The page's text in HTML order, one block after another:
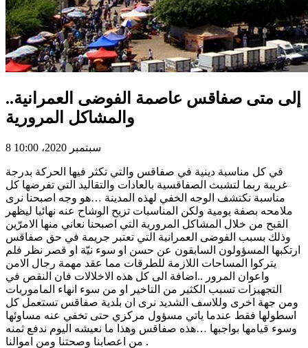
إلى متى صفاقس عاصمة الفوضى العمرانية..
والمشاكل المرورية
8 سبتمبر 2020، 10:00
في كل مناسبة دينية في صفاقس والتي تكثر فيها الحركة بدرجة
غريبة ربما لتشبث الصفاقسية بالعادات والتقاليد التي تفرضها كل
مناسبة نكتشف الوجه الخفي لهذه المدينة …هو وجه اصبحنا نرى
ملامحه بصفة يومية ولكن المناسبات تزيح الوشاح عنه نهائيا ليظهر
القبح من خلال المشاكل المرورية التي اصبحنا نعاني منها الامرّين
وذلك بسبب الفوضى العمرانية التي تعتبر جريمة في حق صفاقس
ارتكبها المسؤولون السابقون عن حسن او سوء نيّة او قصر نظر فلم
يتركوا المساحات اللازمة للطرقات مما عقد مهمة رجال الامن
واعوان المرور ..اضافة الى كل هذه الاخلالات فان النقص في
التجهيزات تسبب الكثير من التاخير او من سوء انهاء الماموريات
ومن جهة اخرى وللاسف الشديد نرى ان بلدية صفاقس تستعمل كل
اسطولها فقط عندما ياتي مسؤول مركزي حتى تخفي عنه مساوئها
وسوء قيامها بواجبها …هذه صفاقس وهذا ما نعيشه اليوم ندفع ثمنه
من اعصابنا وصحتنا ومن اموالنا .